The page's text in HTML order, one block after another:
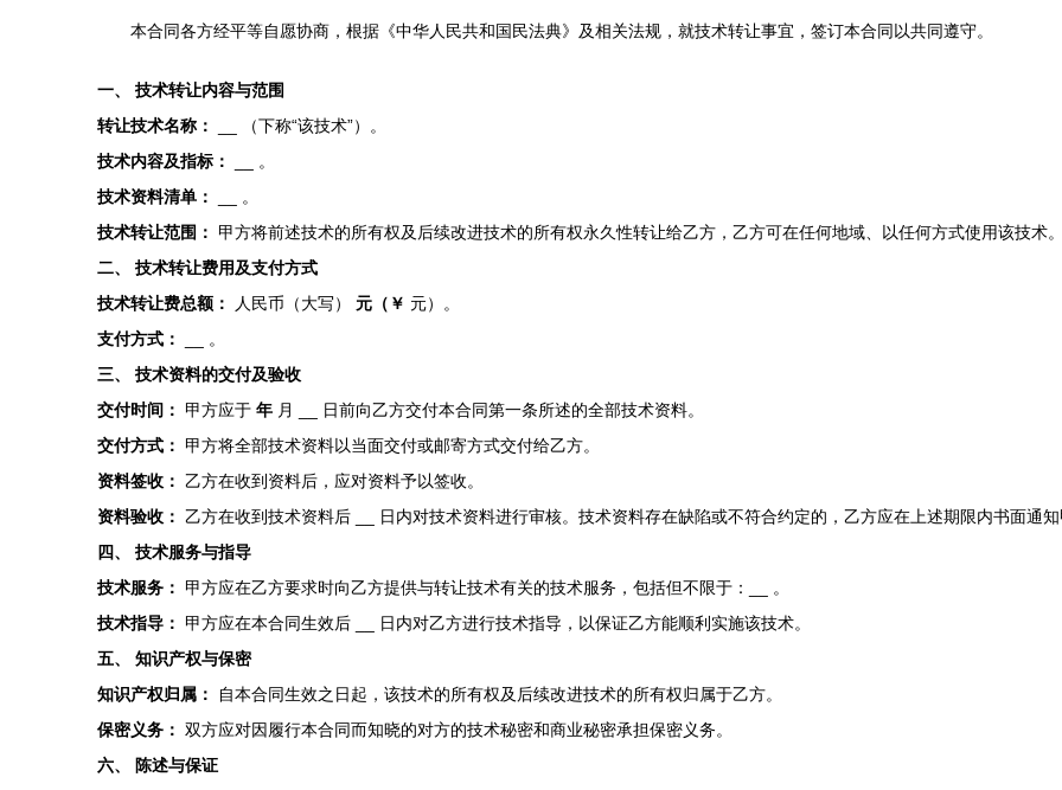
本合同各方经平等自愿协商，根据《中华人民共和国民法典》及相关法规，就技术转让事宜，签订本合同以共同遵守。
一、 技术转让内容与范围
转让技术名称：
__ （下称“该技术”）。
技术内容及指标：
__ 。
技术资料清单：
__ 。
技术转让范围：
甲方将前述技术的所有权及后续改进技术的所有权永久性转让给乙方，乙方可在任何地域、以任何方式使用该技术。
二、 技术转让费用及支付方式
技术转让费总额：
人民币（大写） 元（￥ 元）。
支付方式：
__ 。
三、 技术资料的交付及验收
交付时间：
甲方应于 年 月
__ 日前向乙方交付本合同第一条所述的全部技术资料。
交付方式：
甲方将全部技术资料以当面交付或邮寄方式交付给乙方。
资料签收： 乙方在收到资料后，应对资料予以签收。
资料验收： 乙方在收到技术资料后
__ 日内对技术资料进行审核。技术资料存在缺陷或不符合约定的，乙方应在上述期限内书面通知
四、 技术服务与指导
技术服务：
甲方应在乙方要求时向乙方提供与转让技术有关的技术服务，包括但不限于：
__ 。
技术指导：
甲方应在本合同生效后
__ 日内对乙方进行技术指导，以保证乙方能顺利实施该技术。
五、 知识产权与保密
知识产权归属：
自本合同生效之日起，该技术的所有权及后续改进技术的所有权归属于乙方。
保密义务： 双方应对因履行本合同而知晓的对方的技术秘密和商业秘密承担保密义务。
六、 陈述与保证